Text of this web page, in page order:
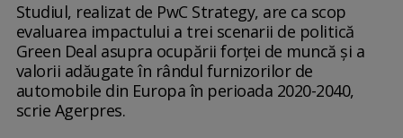
Studiul, realizat de PwC Strategy, are ca scop
evaluarea impactului a trei scenarii de politică
Green Deal asupra ocupării forţei de muncă şi a
valorii adăugate în rândul furnizorilor de
automobile din Europa în perioada 2020-2040,
scrie Agerpres.